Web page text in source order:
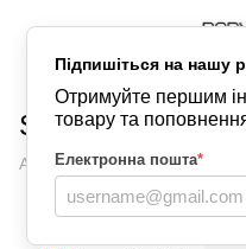
Підпишіться на нашу
Отримуйте першим
товару та
Електронна пошта*
Пустушки
Silicone Graphite
Артикул: